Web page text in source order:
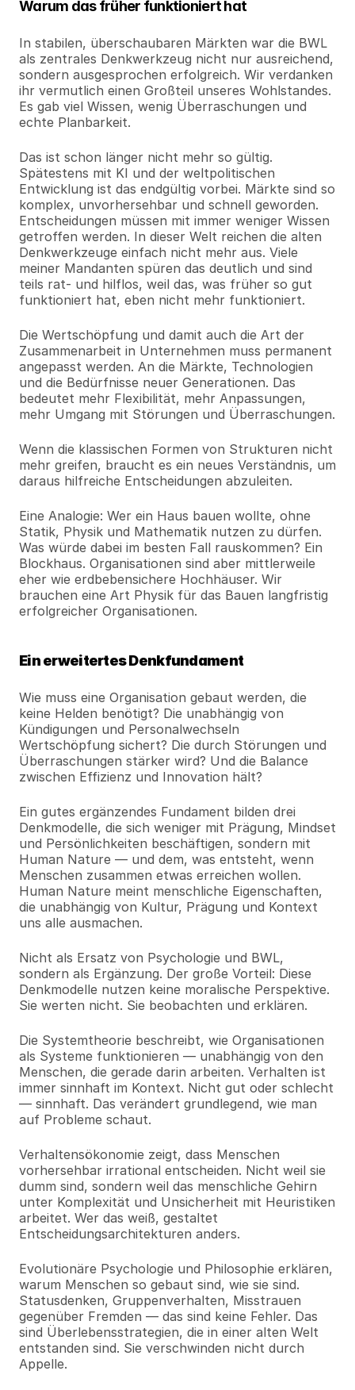
Warum das früher funktioniert hat
In stabilen, überschaubaren Märkten war die BWL
als zentrales Denkwerkzeug nicht nur ausreichend,
sondern ausgesprochen erfolgreich. Wir verdanken
ihr vermutlich einen Großteil unseres Wohlstandes.
Es gab viel Wissen, wenig Überraschungen und
echte Planbarkeit.
Das ist schon länger nicht mehr so gültig.
Spätestens mit KI und der weltpolitischen
Entwicklung ist das endgültig vorbei. Märkte sind so
komplex, unvorhersehbar und schnell geworden.
Entscheidungen müssen mit immer weniger Wissen
getroffen werden. In dieser Welt reichen die alten
Denkwerkzeuge einfach nicht mehr aus. Viele
meiner Mandanten spüren das deutlich und sind
teils rat- und hilflos, weil das, was früher so gut
funktioniert hat, eben nicht mehr funktioniert.
Die Wertschöpfung und damit auch die Art der
Zusammenarbeit in Unternehmen muss permanent
angepasst werden. An die Märkte, Technologien
und die Bedürfnisse neuer Generationen. Das
bedeutet mehr Flexibilität, mehr Anpassungen,
mehr Umgang mit Störungen und Überraschungen.
Wenn die klassischen Formen von Strukturen nicht
mehr greifen, braucht es ein neues Verständnis, um
daraus hilfreiche Entscheidungen abzuleiten.
Eine Analogie: Wer ein Haus bauen wollte, ohne
Statik, Physik und Mathematik nutzen zu dürfen.
Was würde dabei im besten Fall rauskommen? Ein
Blockhaus. Organisationen sind aber mittlerweile
eher wie erdbebensichere Hochhäuser. Wir
brauchen eine Art Physik für das Bauen langfristig
erfolgreicher Organisationen.
Ein erweitertes Denkfundament
Wie muss eine Organisation gebaut werden, die
keine Helden benötigt? Die unabhängig von
Kündigungen und Personalwechseln
Wertschöpfung sichert? Die durch Störungen und
Überraschungen stärker wird? Und die Balance
zwischen Effizienz und Innovation hält?
Ein gutes ergänzendes Fundament bilden drei
Denkmodelle, die sich weniger mit Prägung, Mindset
und Persönlichkeiten beschäftigen, sondern mit
Human Nature — und dem, was entsteht, wenn
Menschen zusammen etwas erreichen wollen.
Human Nature meint menschliche Eigenschaften,
die unabhängig von Kultur, Prägung und Kontext
uns alle ausmachen.
Nicht als Ersatz von Psychologie und BWL,
sondern als Ergänzung. Der große Vorteil: Diese
Denkmodelle nutzen keine moralische Perspektive.
Sie werten nicht. Sie beobachten und erklären.
Die Systemtheorie beschreibt, wie Organisationen
als Systeme funktionieren — unabhängig von den
Menschen, die gerade darin arbeiten. Verhalten ist
immer sinnhaft im Kontext. Nicht gut oder schlecht
— sinnhaft. Das verändert grundlegend, wie man
auf Probleme schaut.
Verhaltensökonomie zeigt, dass Menschen
vorhersehbar irrational entscheiden. Nicht weil sie
dumm sind, sondern weil das menschliche Gehirn
unter Komplexität und Unsicherheit mit Heuristiken
arbeitet. Wer das weiß, gestaltet
Entscheidungsarchitekturen anders.
Evolutionäre Psychologie und Philosophie erklären,
warum Menschen so gebaut sind, wie sie sind.
Statusdenken, Gruppenverhalten, Misstrauen
gegenüber Fremden — das sind keine Fehler. Das
sind Überlebensstrategien, die in einer alten Welt
entstanden sind. Sie verschwinden nicht durch
Appelle.